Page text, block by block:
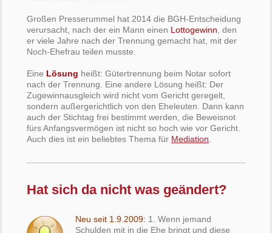
Großen Presserummel hat 2014 die BGH-Entscheidung
verursacht, nach der ein Mann einen Lottogewinn , den
er viele Jahre nach der Trennung gemacht hat, mit der
Noch-Ehefrau teilen musste.
Eine Lösung heißt: Gütertrennung beim Notar sofort
nach der Trennung. Eine andere Lösung heißt: Der
Zugewinnausgleich wird nicht vom Gericht geregelt,
sondern außergerichtlich von den Eheleuten. Dann kann
auch der Stichtag frei bestimmt werden, die Beweisnot
fürs Anfangsvermögen ist nicht so hoch wie vor Gericht.
Auch dies ist ein beliebtes Thema für Mediation
Hat sich da nicht was geändert?
Neu seit 1.9.2009: 1. Wenn jemand
Schulden mit in die Ehe bringt und diese